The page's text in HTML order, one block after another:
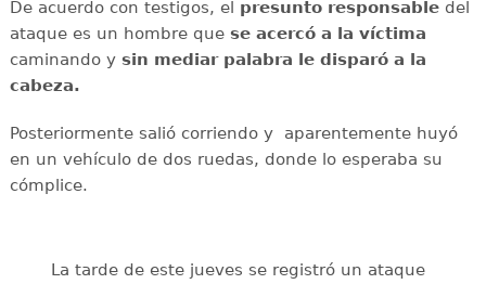
De acuerdo con testigos, el presunto responsabledel
ataque es un hombre que se acercó a la víctima
caminando y sin mediar palabra le disparó a la
cabeza.
Posteriormente salió corriendo y aparentemente huyó
en un vehículo de dos ruedas, donde lo esperaba su
cómplice.
La tarde de este jueves se registró un ataque